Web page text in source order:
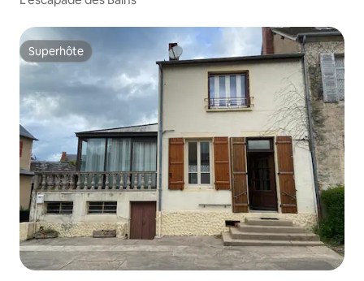
Superhôte
Superhôte